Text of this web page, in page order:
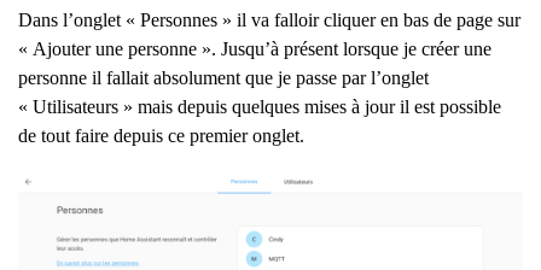
Dans l’onglet « Personnes » il va falloir cliquer en bas de page sur
« Ajouter une personne ». Jusqu’à présent lorsque je créer une
personne il fallait absolument que je passe par l’onglet
« Utilisateurs » mais depuis quelques mises à jour il est possible
de tout faire depuis ce premier onglet.